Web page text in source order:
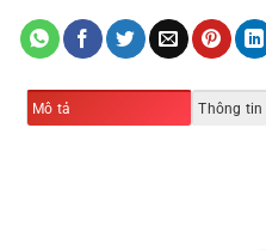
Mô tả Thông tin